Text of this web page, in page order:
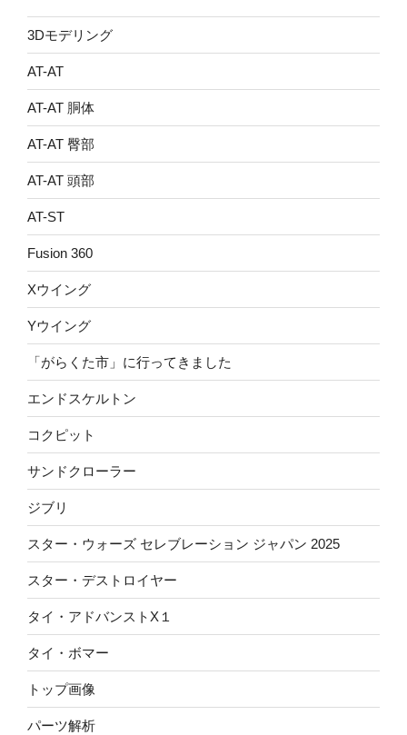
3Dモデリング
AT-AT
AT-AT 胴体
AT-AT 臀部
AT-AT 頭部
AT-ST
Fusion 360
Xウイング
Yウイング
「がらくた市」に行ってきました
エンドスケルトン
コクピット
サンドクローラー
ジブリ
スター・ウォーズ セレブレーション ジャパン 2025
スター・デストロイヤー
タイ・アドバンストX１
タイ・ボマー
トップ画像
パーツ解析